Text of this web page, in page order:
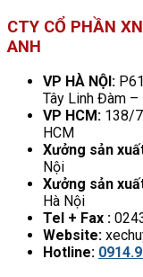
CTY CỔ PHẦN
ANH
VP HÀ NỘI:
Tây Linh Đàm –
VP HCM: 138/
HCM
Xưởng sản
Nội
Xưởng sản
Hà Nội
Tel + Fax :
Website:
Hotline: